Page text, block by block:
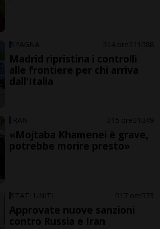
SPAGNA 14 ore 11 88
Madrid ripristina i controlli
alle frontiere per chi arriva
dall'Italia
IRAN 15 ore 1 49
«Mojtaba Khamenei è grave,
potrebbe morire presto»
STATI UNITI 17 ore 73
Approvate nuove sanzioni
contro Russia e Iran